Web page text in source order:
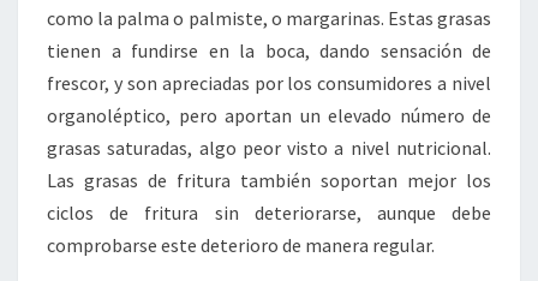
como la palma o palmiste, o margarinas. Estas grasas
tienen a fundirse en la boca, dando sensación de
frescor, y son apreciadas por los consumidores a nivel
organoléptico, pero aportan un elevado número de
grasas saturadas, algo peor visto a nivel nutricional.
Las grasas de fritura también soportan mejor los
ciclos de fritura sin deteriorarse, aunque debe
comprobarse este deterioro de manera regular.